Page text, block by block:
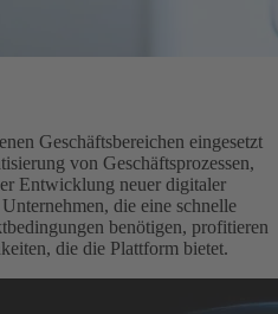
Geschäftsbereichen eingesetzt
von Geschäftsprozessen,
Entwicklung neuer digitaler
die eine schnelle
benötigen, profitieren
die die Plattform bietet.